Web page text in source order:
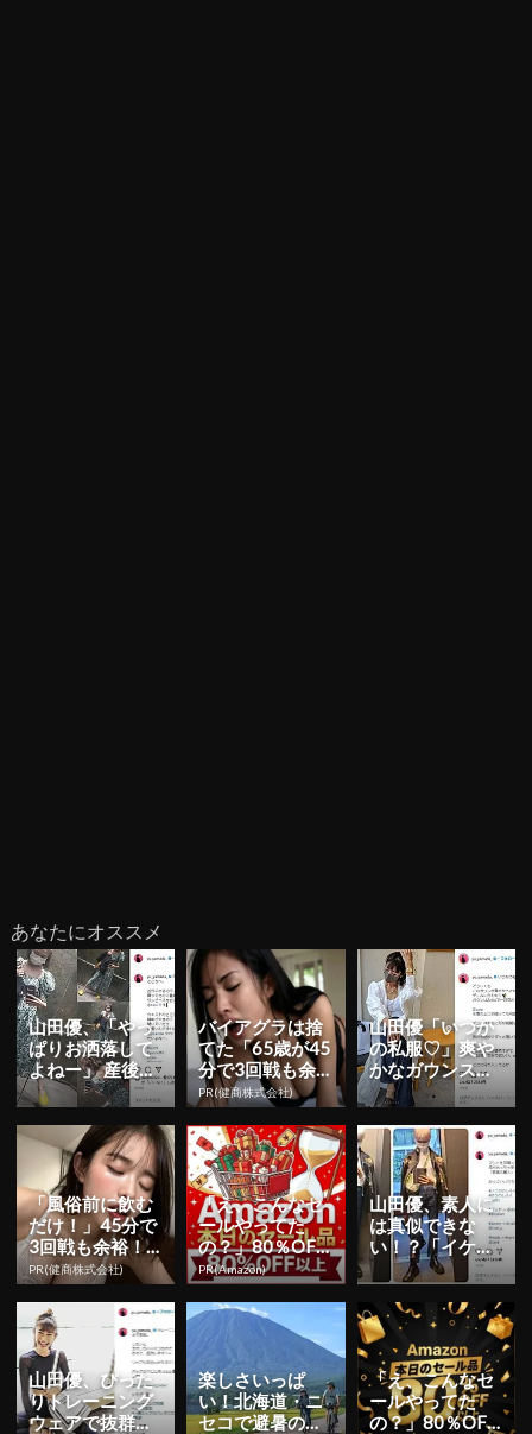
あなたにオススメ
山田優、「やっ
ぱりお洒落して
よねー」 産後と
は思えないスタ
イル！さくっと
お出かけ...
バイアグラは捨
てた「65歳が45
分で3回戦も余
裕」980円で朝
まで絶好調！
PR(健商株式会社)
山田優「いつか
の私服♡」爽や
かなガウンスタ
イルコーデを披
露！
「風俗前に飲む
だけ！」45分で
3回戦も余裕！1
日31円で朝まで
絶好調
PR(健商株式会社)
「え、こんなセ
ールやってた
の？」80％OFF
以上が続々登
場！Amazonの本
気が...
PR(Amazon)
山田優、素人に
は真似できな
い！？「イケメ
ンすぎる」私服
ショット公開
山田優、ぴった
りトレーニング
ウェアで抜群の
楽しさいっぱ
い！北海道・ニ
セコで避暑の夏
「え、こんなセ
ールやってた
の？」80％OFF